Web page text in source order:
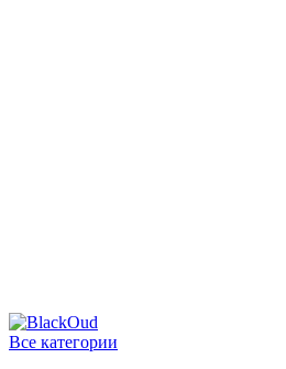
Все категории